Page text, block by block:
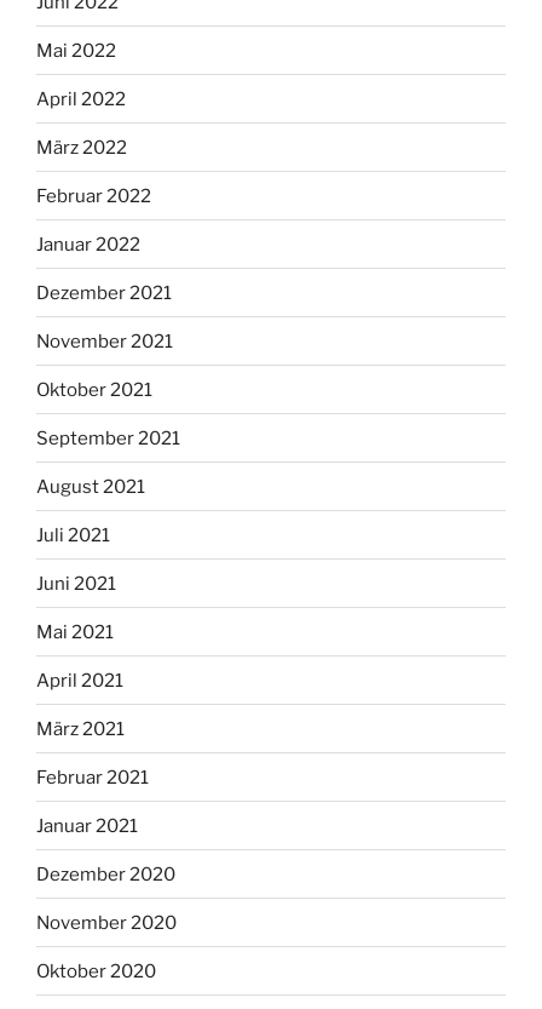
Mai 2022
April 2022
März 2022
Februar 2022
Januar 2022
Dezember 2021
November 2021
Oktober 2021
September 2021
August 2021
Juli 2021
Juni 2021
Mai 2021
April 2021
März 2021
Februar 2021
Januar 2021
Dezember 2020
November 2020
Oktober 2020